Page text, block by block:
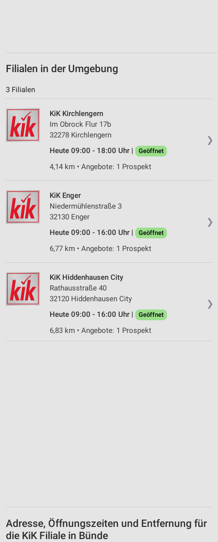
Filialen in der Umgebung
3 Filialen
❯
KiK Kirchlengern
Im Obrock Flur 17b
32278 Kirchlengern
Heute 09:00 - 18:00 Uhr |
Geöffnet
4,14 km • Angebote: 1 Prospekt
❯
KiK Enger
Niedermühlenstraße 3
32130 Enger
Heute 09:00 - 16:00 Uhr |
Geöffnet
6,77 km • Angebote: 1 Prospekt
❯
KiK Hiddenhausen City
Rathausstraße 40
32120 Hiddenhausen City
Heute 09:00 - 16:00 Uhr |
Geöffnet
6,83 km • Angebote: 1 Prospekt
Adresse, Öffnungszeiten und Entfernung für
die KiK Filiale in Bünde
Messung der Werbeleistung
Messung der Performance von Inhalten
Analyse von Zielgruppen durch Statistiken oder
Kombinationen von Daten aus verschiedenen
Quellen
Entwicklung und Verbesserung der Angebote
Verwendung reduzierter Daten zur Auswahl von
Verwendung genauer Standortdaten
Geräte anhand von aktiv angeforderten
Informationen identifizieren
Nicht-IAB-Verarbeitungszwecke:
Performance
Funktional